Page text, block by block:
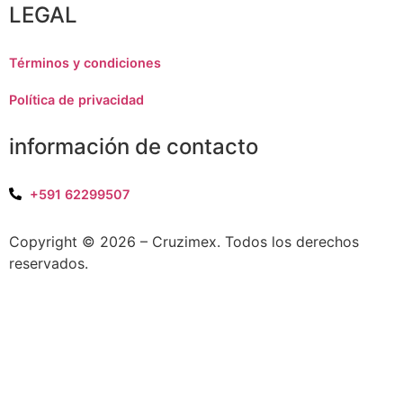
LEGAL
Términos y condiciones
Política de privacidad
información de contacto
+591 62299507
Copyright © 2026 – Cruzimex. Todos los derechos
reservados.